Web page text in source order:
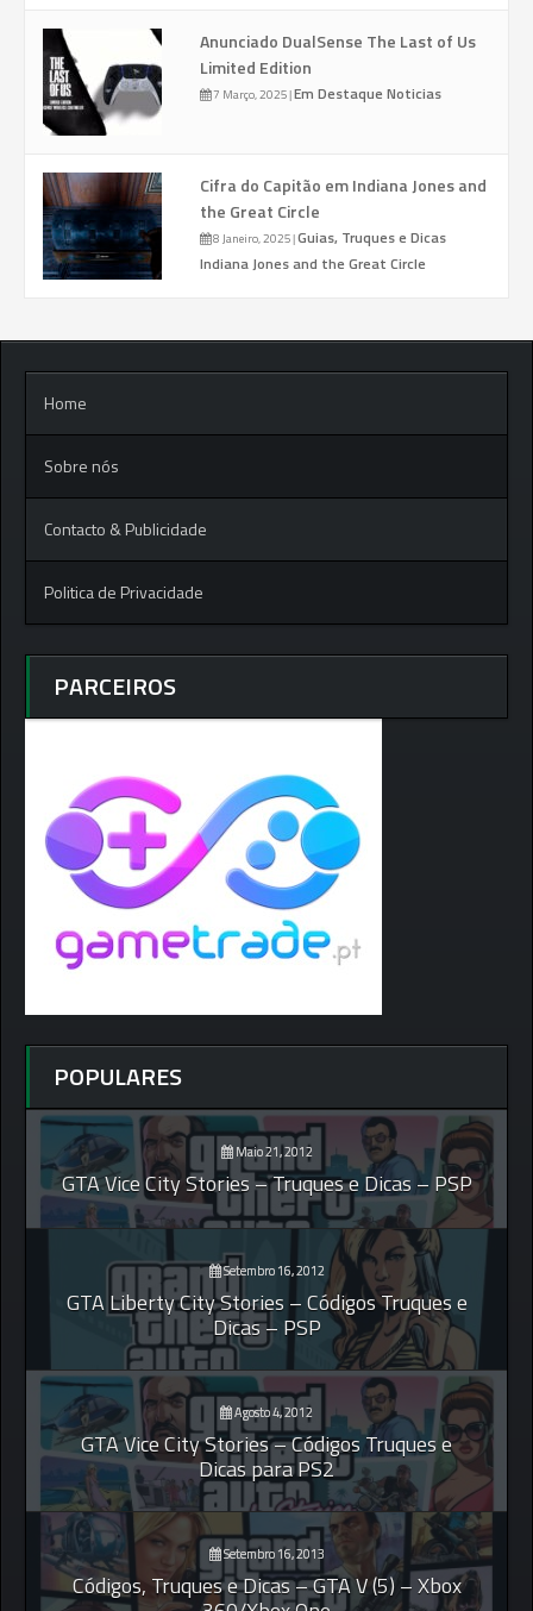
Anunciado DualSense The Last of Us
Limited Edition
7 Março, 2025|Em Destaque Noticias
Cifra do Capitão em Indiana Jones and
the Great Circle
8 Janeiro, 2025|Guias, Truques e Dicas
Indiana Jones and the Great Circle
Home
Sobre nós
Contacto & Publicidade
Politica de Privacidade
PARCEIROS
POPULARES
Maio 21, 2012
GTA Vice City Stories – Truques e Dicas – PSP
Setembro 16, 2012
GTA Liberty City Stories – Códigos Truques e
Dicas – PSP
Agosto 4, 2012
GTA Vice City Stories – Códigos Truques e
Dicas para PS2
Setembro 16, 2013
Códigos, Truques e Dicas – GTA V (5) – Xbox